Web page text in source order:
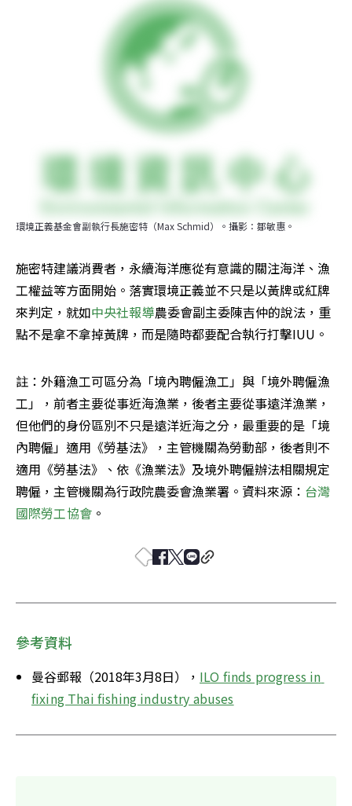
環境正義基金會副執行長施密特（Max Schmid）。攝影：鄒敏惠。
施密特建議消費者，永續海洋應從有意識的關注海洋、漁
工權益等方面開始。落實環境正義並不只是以黃牌或紅牌
來判定，就如中央社報導農委會副主委陳吉仲的說法，重
點不是拿不拿掉黃牌，而是隨時都要配合執行打擊IUU。
註：外籍漁工可區分為「境內聘僱漁工」與「境外聘僱漁
工」，前者主要從事近海漁業，後者主要從事遠洋漁業，
但他們的身份區別不只是遠洋近海之分，最重要的是「境
內聘僱」適用《勞基法》，主管機關為勞動部，後者則不
適用《勞基法》、依《漁業法》及境外聘僱辦法相關規定
聘僱，主管機關為行政院農委會漁業署。資料來源： 台灣
國際勞工協會。
參考資料
曼谷郵報（2018年3月8日）， ILO finds progress in
fixing Thai fishing industry abuses